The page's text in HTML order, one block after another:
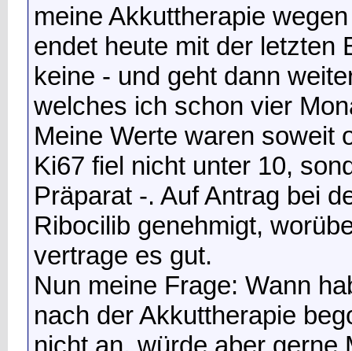
meine Akkuttherapie
endet heute mit der letzten
keine - und geht dann
welches ich schon vier
Meine Werte waren soweit
Ki67 fiel nicht unter 10,
Präparat -. Auf Antrag bei
Ribocilib genehmigt,
vertrage es gut.
Nun meine Frage: Wann
nach der Akkuttherapie
nicht an, würde aber gerne